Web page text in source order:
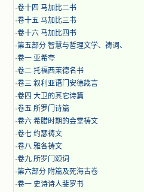
·卷十四 马加比二书
·卷十五 马加比三书
·卷十六 马加比四书
·第五部分 智慧与哲理文学、祷词、
·卷一 亚希夸
·卷二 托福西莱德名书
·卷三 叙利亚语门安德箴言
·卷四 大卫的其它诗篇
·卷五 所罗门诗篇
·卷六 希腊时期的会堂祷文
·卷七 约瑟祷文
·卷八 雅各祷文
·卷九 所罗门颂词
·第六部分 附篇及死海古卷
·卷一 史诗诗人斐罗书